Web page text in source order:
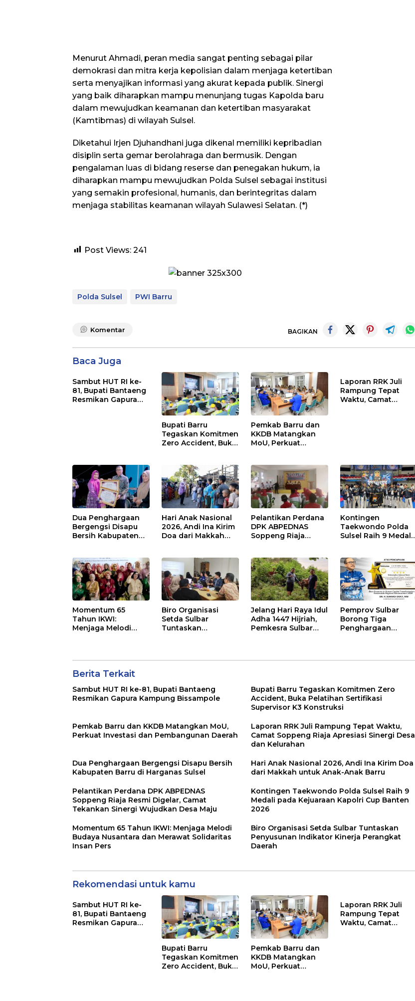
​Menurut Ahmadi, peran media sangat penting sebagai pilar
demokrasi dan mitra kerja kepolisian dalam menjaga ketertiban
serta menyajikan informasi yang akurat kepada publik. Sinergi
yang baik diharapkan mampu menunjang tugas Kapolda baru
dalam mewujudkan keamanan dan ketertiban masyarakat
(Kamtibmas) di wilayah Sulsel.
Diketahui Irjen Djuhandhani juga dikenal memiliki kepribadian
disiplin serta gemar berolahraga dan bermusik. Dengan
pengalaman luas di bidang reserse dan penegakan hukum, ia
diharapkan mampu mewujudkan Polda Sulsel sebagai institusi
yang semakin profesional, humanis, dan berintegritas dalam
menjaga stabilitas keamanan wilayah Sulawesi Selatan. (*)
Post Views: 241
Polda Sulsel PWI Barru
Komentar BAGIKAN
Baca Juga
Sambut HUT RI ke-
81, Bupati Bantaeng
Resmikan Gapura
Bupati Barru
Tegaskan Komitmen
Zero Accident, Buka
Konstruksi
Pemkab Barru dan
KKDB Matangkan
MoU, Perkuat
Daerah
Laporan RRK Juli
Rampung Tepat
Waktu, Camat
Dua Penghargaan
Bergengsi Disapu
Bersih Kabupaten
Hari Anak Nasional
2026, Andi Ina Kirim
Doa dari Makkah
Pelantikan Perdana
DPK ABPEDNAS
Soppeng Riaja
Sinergi Wujudkan
Desa Maju
Kontingen
Taekwondo Polda
Sulsel Raih 9 Medali
2026
Momentum 65
Tahun IKWI:
Menjaga Melodi
Biro Organisasi
Setda Sulbar
Tuntaskan
Jelang Hari Raya Idul
Adha 1447 Hijriah,
Pemkesra Sulbar
Pemprov Sulbar
Borong Tiga
Penghargaan
Berita Terkait
Sambut HUT RI ke-81, Bupati Bantaeng
Resmikan Gapura Kampung Bissampole
Bupati Barru Tegaskan Komitmen Zero
Accident, Buka Pelatihan Sertifikasi
Supervisor K3 Konstruksi
Pemkab Barru dan KKDB Matangkan MoU,
Perkuat Investasi dan Pembangunan Daerah
Laporan RRK Juli Rampung Tepat Waktu,
Camat Soppeng Riaja Apresiasi Sinergi Desa
dan Kelurahan
Dua Penghargaan Bergengsi Disapu Bersih
Kabupaten Barru di Harganas Sulsel
Hari Anak Nasional 2026, Andi Ina Kirim Doa
dari Makkah untuk Anak-Anak Barru
Pelantikan Perdana DPK ABPEDNAS
Soppeng Riaja Resmi Digelar, Camat
Tekankan Sinergi Wujudkan Desa Maju
Kontingen Taekwondo Polda Sulsel Raih 9
Medali pada Kejuaraan Kapolri Cup Banten
2026
Momentum 65 Tahun IKWI: Menjaga Melodi
Budaya Nusantara dan Merawat Solidaritas
Insan Pers
Biro Organisasi Setda Sulbar Tuntaskan
Penyusunan Indikator Kinerja Perangkat
Daerah
Rekomendasi untuk kamu
Sambut HUT RI ke-
81, Bupati Bantaeng
Resmikan Gapura
Bupati Barru
Tegaskan Komitmen
Zero Accident, Buka
Pemkab Barru dan
KKDB Matangkan
MoU, Perkuat
Laporan RRK Juli
Rampung Tepat
Waktu, Camat